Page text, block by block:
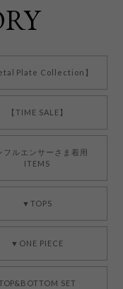
Plate Collection】
【TIME SALE】
フルエンサーさま着用
ITEMS
▼TOPS
▼ONE PIECE
SET